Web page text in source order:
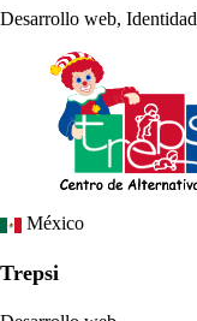
Desarrollo web, Identidad
México
Trepsi